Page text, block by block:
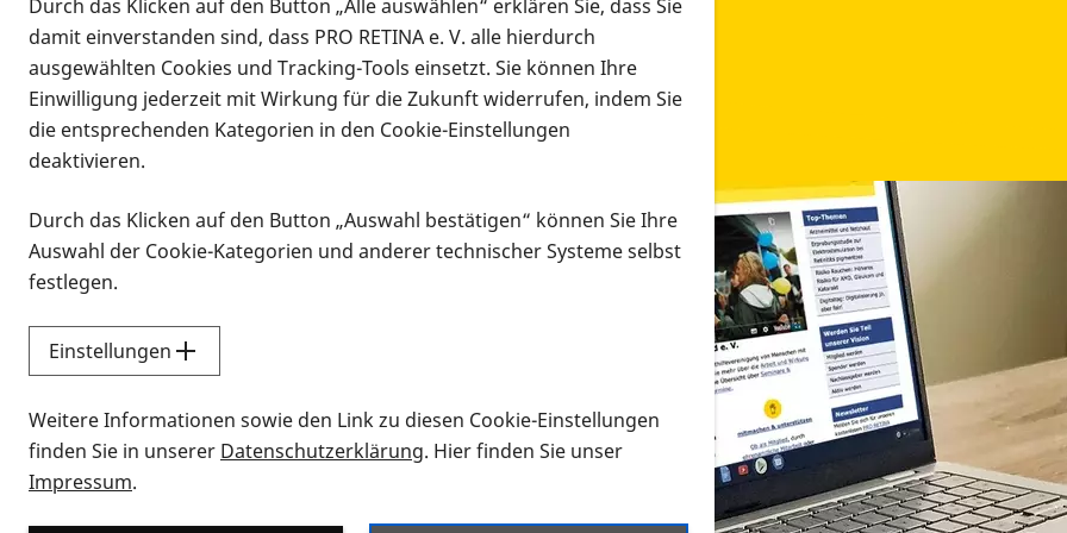
Infomaterial
Infomaterial
Vorlesen
Alle Infomaterialien in verschiedenen Formaten an
Sie möchten wissen, wie Sie nach Infonmaterial suchen und dieses bestellen bzw. herunterladen
Durch das Klicken auf den Button „Alle auswählen“ erklären Sie, dass Sie
damit einverstanden sind, dass PRO RETINA e. V. alle hierdurch
ausgewählten Cookies und Tracking-Tools einsetzt. Sie können Ihre
Einwilligung jederzeit mit Wirkung für die Zukunft widerrufen, indem Sie
die entsprechenden Kategorien in den Cookie-Einstellungen
deaktivieren.
Durch das Klicken auf den Button „Auswahl bestätigen“ können Sie Ihre
Auswahl der Cookie-Kategorien und anderer technischer Systeme selbst
festlegen.
Einstellungen
Weitere Informationen sowie den Link zu diesen Cookie-Einstellungen
finden Sie in unserer Datenschutzerklärung. Hier finden Sie unser
Impressum.